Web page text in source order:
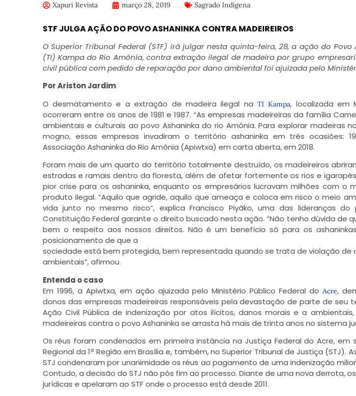
Xapuri Revista março 28, 2019 Sagrado Indígena
STF JULGA AÇÃO DO POVO ASHANINKA CONTRA MADEIREIROS
O Superior Tribunal Federal (STF) irá julgar nesta quinta-feira, 28, a ação do
(TI) Kampa do Rio Amônia, contra extração ilegal de madeira por grupo
civil pública com pedido de reparação por dano ambiental foi ajuizada pelo
Por Ariston Jardim
O desmatamento e a extração de madeira ilegal na TI Kampa, localizada em
ocorreram entre os anos de 1981 e 1987. “As empresas madeireiras da família
ambientais e culturais ao povo Ashaninka do rio Amônia. Para explorar madeiras
mogno, essas empresas invadiram o território ashaninka em três ocasiões:
Associação Ashaninka do Rio Amônia (Apiwtxa) em carta aberta, em 2018.
Foram mais de um quarto do território totalmente destruído, os madeireiros
estradas e ramais dentro da floresta, além de afetar fortemente os rios e
pior crise para os ashaninka, enquanto os empresários lucravam milhões com o
produto ilegal. “Aquilo que agride, aquilo que ameaça e coloca em risco o meio
vida junto no mesmo risco”, explica Francisco Piyãko, uma das lideranças do
Constituição Federal garante o direito buscado nesta ação. “Não tenho dúvida de
bem o respeito aos nossos direitos. Não é um benefício só para os
posicionamento de que a
sociedade está bem protegida, bem representada quando se trata de violação de
ambientais”, afirmou.
Entenda o caso
Em 1996, a Apiwtxa, em ação ajuizada pelo Ministério Público Federal doAcre,
donos das empresas madeireiras responsáveis pela devastação de parte de seu
Ação Civil Pública de indenização por atos ilícitos, danos morais e a
madeireiras contra o povo Ashaninka se arrasta há mais de trinta anos no sistema
Os réus foram condenados em primeira instância na Justiça Federal do Acre, em
Regional da 1ª Região em Brasília e, também, no Superior Tribunal de Justiça (STJ).
STJ condenaram por unanimidade os réus ao pagamento de uma indenização
Contudo, a decisão do STJ não pôs fim ao processo. Diante de uma nova derrota,
jurídicas e apelaram ao STF onde o processo está desde 2011.